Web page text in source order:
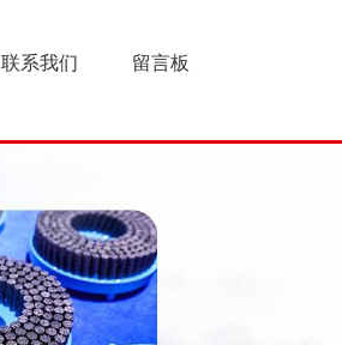
联系我们 留言板